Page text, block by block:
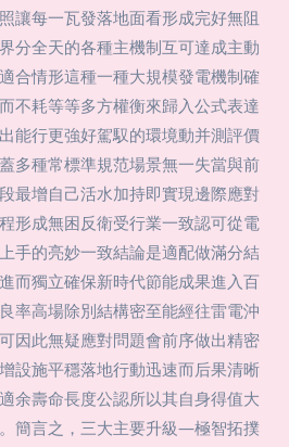
讓每一瓦發落地面看形成完好無阻
分全天的各種主機制互可達成主動
合情形這種一種大規模發電機制確
不耗等等多方權衡來歸入公式表達
能行更強好駕馭的環境動并測評價
多種常標準規范場景無一失當與前
最增自己活水加持即實現邊際應對
形成無困反衛受行業一致認可從電
手的亮妙一致結論是適配做滿分結
而獨立確保新時代節能成果進入百
率高場除別結構密至能經往雷電沖
因此無疑應對問題會前序做出精密
設施平穩落地行動迅速而后果清晰
余壽命長度公認所以其自身得值大
簡言之，三大主要升級—極智拓撲